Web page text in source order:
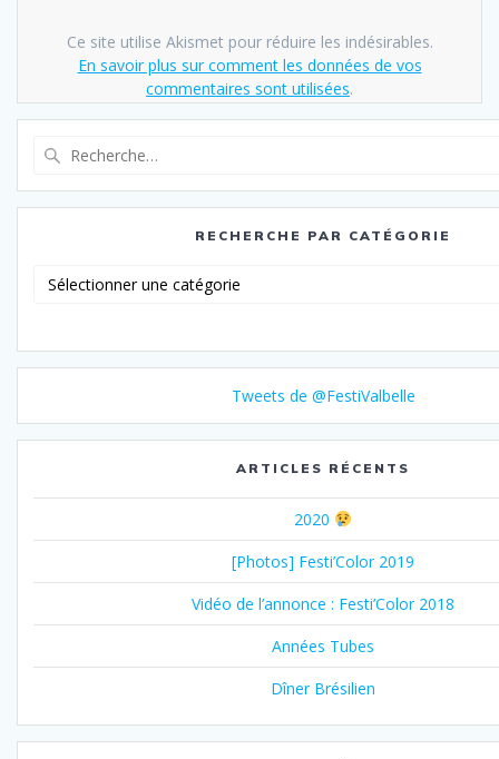
Ce site utilise Akismet pour réduire les indésirables.
En savoir plus sur comment les données de vos
commentaires sont utilisées.
:
RECHERCHE PAR CATÉGORIE
Tweets de @FestiValbelle
ARTICLES RÉCENTS
2020
[Photos] Festi’Color 2019
Vidéo de l’annonce : Festi’Color 2018
Années Tubes
Dîner Brésilien